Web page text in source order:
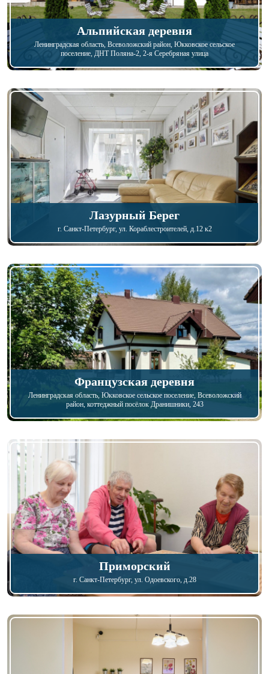
Альпийская деревня
Ленинградская область, Всеволожский район, Юкковское сельское
поселение, ДНТ Поляна-2, 2-я Серебряная улица
Лазурный Берег
г. Санкт-Петербург, ул. Кораблестроителей, д.12 к2
Французская деревня
Ленинградская область, Юкковское сельское поселение, Всеволожский
район, коттеджный посёлок Дранишники, 243
Приморский
г. Санкт-Петербург, ул. Одоевского, д.28